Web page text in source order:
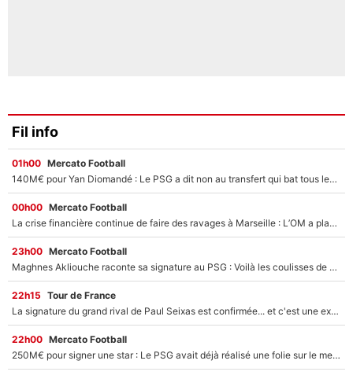
Fil info
01h00 Mercato Football
140M€ pour Yan Diomandé : Le PSG a dit non au transfert qui bat tous les records sur le mercato
00h00 Mercato Football
La crise financière continue de faire des ravages à Marseille : L’OM a placé 12 joueurs sur le marché des transferts… et ça pourrait lui rapporter près de 100M€ !
23h00 Mercato Football
Maghnes Akliouche raconte sa signature au PSG : Voilà les coulisses de son transfert de rêve à 50M€
22h15 Tour de France
La signature du grand rival de Paul Seixas est confirmée... et c'est une excellente nouvelle pour l'équipe Decathlon-CMA CGM !
22h00 Mercato Football
250M€ pour signer une star : Le PSG avait déjà réalisé une folie sur le mercato bien avant Neymar !